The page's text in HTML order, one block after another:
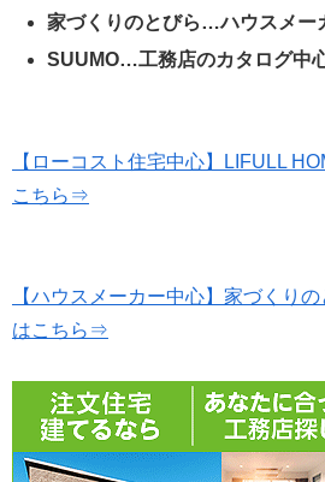
家づくりのとびら…ハウスメー
SUUMO…工務店のカタログ中
【ローコスト住宅中心】LIFULL
こちら⇒
【ハウスメーカー中心】家づくり
はこちら⇒